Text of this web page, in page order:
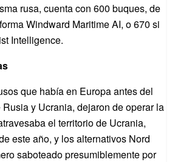
rusa, cuenta con 600 buques, de
Windward Maritime AI, o 670 si
Intelligence.
que había en Europa antes del
y Ucrania, dejaron de operar la
el territorio de Ucrania,
este año, y los alternativos Nord
saboteado presumiblemente por